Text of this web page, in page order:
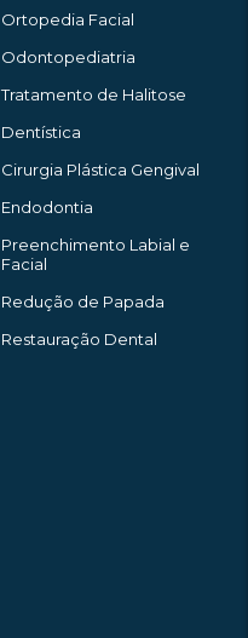
Ortopedia Facial
Odontopediatria
Tratamento de Halitose
Dentística
Cirurgia Plástica Gengival
Endodontia
Preenchimento Labial e
Facial
Redução de Papada
Restauração Dental